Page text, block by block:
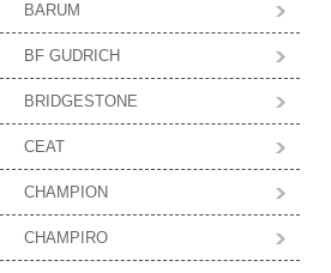
BARUM
BF GUDRICH
BRIDGESTONE
CEAT
CHAMPION
CHAMPIRO